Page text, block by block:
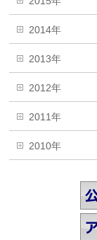
2014年
2013年
2012年
2011年
2010年